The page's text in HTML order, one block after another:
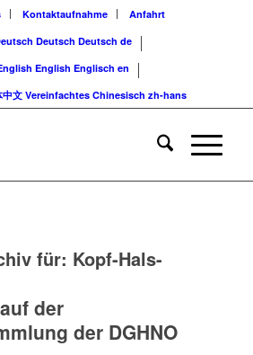
Kontaktaufnahme
Anfahrt
Deutsch Deutsch de
English Englisch en
中文 Vereinfachtes Chinesisch zh-hans
für: Kopf-Hals-
der
der DGHNO